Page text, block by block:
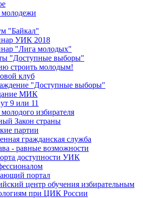
молодежи
"Байкал"
УИК 2018
"Лига молодых"
"Доступные выборы"
строить молодым!
клуб
"Доступные выборы"
МИК
9 или 11
избирателя
Закон страны
партии
гражданская служба
- равные возможности
доступности УИК
портал
центр обучения избирательным
при ЦИК России